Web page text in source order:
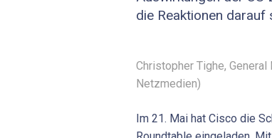
die Reaktionen
Christopher Tighe,
Netzmedien)
Im 21. Mai hat Cisco die